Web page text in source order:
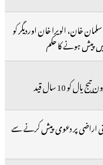
خان، الویرا خان اوردیگر کو
کو 10 سال قید
اراضی پر دعوی پیش کرنے سے